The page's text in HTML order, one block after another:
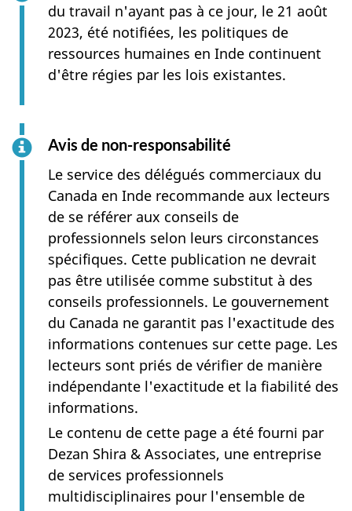
du travail n'ayant pas à ce jour, le 21 août
2023, été notifiées, les politiques de
ressources humaines en Inde continuent
d'être régies par les lois existantes.
Avis de non-responsabilité
Le service des délégués commerciaux du
Canada en Inde recommande aux lecteurs
de se référer aux conseils de
professionnels selon leurs circonstances
spécifiques. Cette publication ne devrait
pas être utilisée comme substitut à des
conseils professionnels. Le gouvernement
du Canada ne garantit pas l'exactitude des
informations contenues sur cette page. Les
lecteurs sont priés de vérifier de manière
indépendante l'exactitude et la fiabilité des
informations.
Le contenu de cette page a été fourni par
Dezan Shira & Associates, une entreprise
de services professionnels
multidisciplinaires pour l'ensemble de